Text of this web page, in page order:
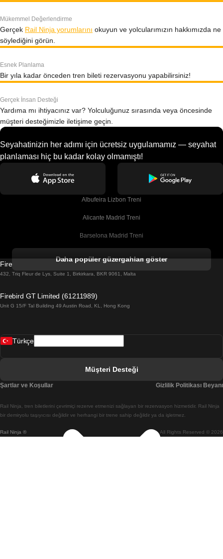
Mükemmel Değerlendirme
Gerçek Rail Ninja yorumlarını okuyun ve yolcularımızın hakkımızda ne
söylediğini görün.
Esnek Planlama
Bir yıla kadar önceden tren bileti rezervasyonu yapabilirsiniz!
Gerçek İnsan Desteği
Yardıma mı ihtiyacınız var? Yolculuğunuz sırasında veya öncesinde
müşteri desteğimizle iletişime geçin.
Seyahatinizin her adımı için ücretsiz uygulamamız — seyahat
planlaması hiç bu kadar kolay olmamıştı!
Albufeira Lizbon Treni
Alicante Madrid Treni
Barselona Madrid Treni
Barselona Sevilla Treni
Belfast Dublin Treni
Budapeşte Viyana Treni
Busan Cheonan(Asan) Treni
Daha popüler güzergahları göster
Firebird GT Limited (OC 1451)
432, Triq Fleur de Lys, Suite 1, Birkirkara, BKR 9061, Malta
Firebird GT Limited (61211989)
Unit G 15/F Tal Building 49 Austin Road, KL, Hong Kong
Rail Ninja ® All Rights Reserved © 2026
Rail Ninja, tren biletlerini çevrimiçi rezerve etmenizi sağlayan bir rezervasyon hizmetidir. Rail Ninja
bir demiryolu taşıyıcısı değildir ve herhangi bir trene sahip değildir ya da işletmez.
Türkçe
Müşteri Desteği
Şartlar ve Koşullar Gizlilik Politikası Beyanı